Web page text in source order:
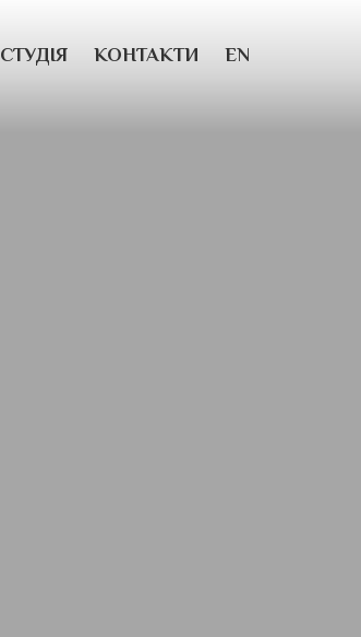
СТУДІЯ КОНТАКТИ EN